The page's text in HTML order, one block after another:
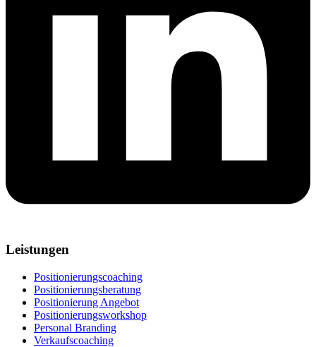
Leistungen
Positionierungscoaching
Positionierungsberatung
Positionierung Angebot
Positionierungsworkshop
Personal Branding
Verkaufscoaching